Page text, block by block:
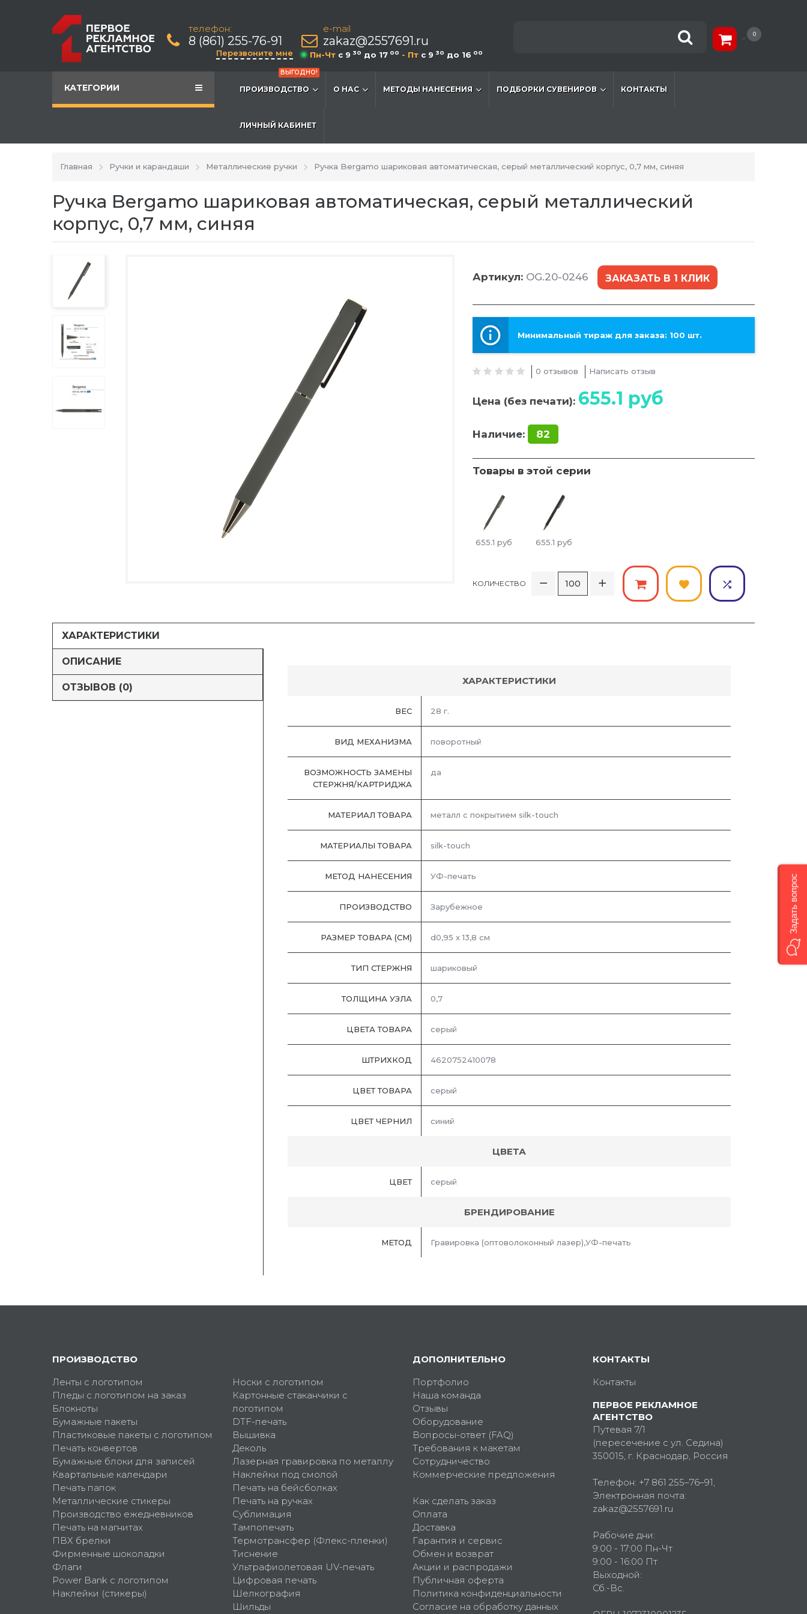
телефон:
8 (861) 255-76-91
Перезвоните мне
e-mail
zakaz@2557691.ru
Пн-Чт c 9 30 до 17 00 - Пт c 9 30 до 16 00
0
КАТЕГОРИИ
ВЫГОДНО!
ПРОИЗВОДСТВО О НАС МЕТОДЫ НАНЕСЕНИЯ ПОДБОРКИ СУВЕНИРОВ КОНТАКТЫ
ЛИЧНЫЙ КАБИНЕТ
Главная Ручки и карандаши Металлические ручки Ручка Bergamo шариковая автоматическая, серый металлический корпус, 0,7 мм, синяя
Ручка Bergamo шариковая автоматическая, серый металлический
корпус, 0,7 мм, синяя
Артикул: OG.20-0246 ЗАКАЗАТЬ В 1 КЛИК
Минимальный тираж для заказа: 100 шт.
0 отзывов Написать отзыв
Цена (без печати): 655.1 руб
Наличие: 82
Товары в этой серии
655.1 руб 655.1 руб
КОЛИЧЕСТВО
ХАРАКТЕРИСТИКИ
ОПИСАНИЕ
ОТЗЫВОВ (0)
ХАРАКТЕРИСТИКИ
ВЕС 28 г.
ВИД МЕХАНИЗМА поворотный
ВОЗМОЖНОСТЬ ЗАМЕНЫ
СТЕРЖНЯ/КАРТРИДЖА
да
МАТЕРИАЛ ТОВАРА металл с покрытием silk-touch
МАТЕРИАЛЫ ТОВАРА silk-touch
МЕТОД НАНЕСЕНИЯ УФ-печать
ПРОИЗВОДСТВО Зарубежное
РАЗМЕР ТОВАРА (СМ) d0,95 х 13,8 см
ТИП СТЕРЖНЯ шариковый
ТОЛЩИНА УЗЛА 0,7
ЦВЕТА ТОВАРА серый
ШТРИХКОД 4620752410078
ЦВЕТ ТОВАРА серый
ЦВЕТ ЧЕРНИЛ синий
ЦВЕТА
ЦВЕТ серый
БРЕНДИРОВАНИЕ
МЕТОД Гравировка (оптоволоконный лазер),УФ-печать
ПРОИЗВОДСТВО
Ленты с логотипом
Пледы с логотипом на заказ
Блокноты
Бумажные пакеты
Пластиковые пакеты с логотипом
Печать конвертов
Бумажные блоки для записей
Квартальные календари
Печать папок
Металлические стикеры
Производство ежедневников
Печать на магнитах
ПВХ брелки
Фирменные шоколадки
Флаги
Power Bank с логотипом
Наклейки (стикеры)
Носки с логотипом
Картонные стаканчики с
логотипом
DTF-печать
Вышивка
Деколь
Лазерная гравировка по металлу
Наклейки под смолой
Печать на бейсболках
Печать на ручках
Сублимация
Тампопечать
Термотрансфер (Флекс-пленки)
Тиснение
Ультрафиолетовая UV-печать
Цифровая печать
Шелкография
Шильды
ДОПОЛНИТЕЛЬНО
Портфолио
Наша команда
Отзывы
Оборудование
Вопросы-ответ (FAQ)
Требования к макетам
Сотрудничество
Коммерческие предложения
Как сделать заказ
Оплата
Доставка
Гарантия и сервис
Обмен и возврат
Акции и распродажи
Публичная оферта
Политика конфиденциальности
Согласие на обработку данных
КОНТАКТЫ
Контакты
ПЕРВОЕ РЕКЛАМНОЕ
АГЕНТСТВО
Путевая 7/1
(пересечение с ул. Седина)
350015, г. Краснодар, Россия
Телефон: +7 861 255–76–91,
Электронная почта:
zakaz@2557691.ru
Рабочие дни:
9:00 - 17:00 Пн-Чт
9:00 - 16:00 Пт
Выходной:
Сб.-Вс.
Задать вопрос